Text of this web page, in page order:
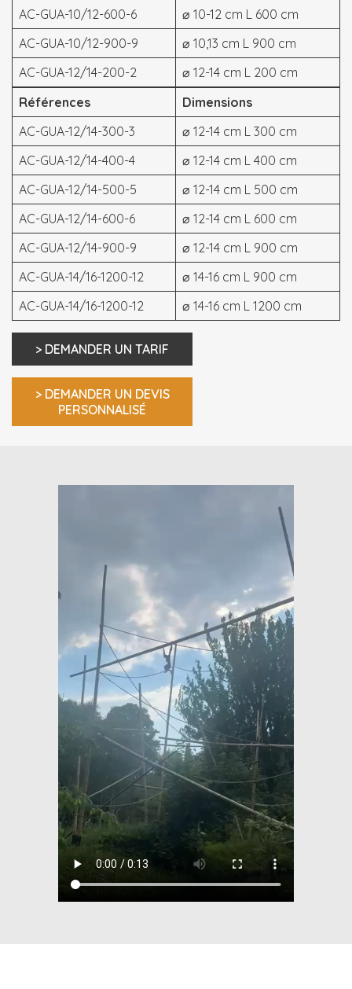
AC-GUA-10/12-600-6
⌀ 10-12 cm L 600 cm
AC-GUA-10/12-900-9
⌀ 10,13 cm L 900 cm
AC-GUA-12/14-200-2
⌀ 12-14 cm L 200 cm
Références
Dimensions
AC-GUA-12/14-300-3
⌀ 12-14 cm L 300 cm
AC-GUA-12/14-400-4
⌀ 12-14 cm L 400 cm
AC-GUA-12/14-500-5
⌀ 12-14 cm L 500 cm
AC-GUA-12/14-600-6
⌀ 12-14 cm L 600 cm
AC-GUA-12/14-900-9
⌀ 12-14 cm L 900 cm
AC-GUA-14/16-1200-12
⌀ 14-16 cm L 900 cm
AC-GUA-14/16-1200-12
⌀ 14-16 cm L 1200 cm
> DEMANDER UN TARIF
> DEMANDER UN DEVIS
PERSONNALISÉ